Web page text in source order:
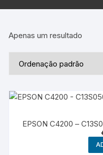
Apenas um resultado
EPSON C4200 –